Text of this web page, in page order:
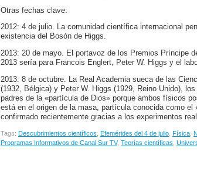
Otras fechas clave:
2012: 4 de julio. La comunidad científica internacional
existencia del Bosón de Higgs.
2013: 20 de mayo. El portavoz de los Premios Príncipe
2013 sería para Francois Englert, Peter W. Higgs y el
2013: 8 de octubre. La Real Academia sueca de las
(1932, Bélgica) y Peter W. Higgs (1929, Reino Unido),
padres de la «partícula de Dios» porque ambos físicos
está en el origen de la masa, partícula conocida como
confirmado recientemente gracias a los experimentos
Tags: Descubrimientos científicos Efemérides del 4 de julio Física
Programas Informativos de Canal Sur TV, Teorías científicas